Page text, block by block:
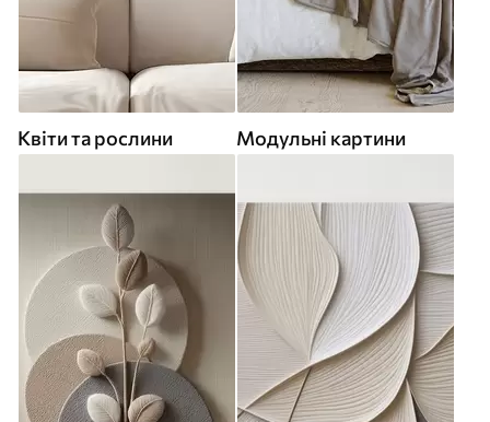
Квіти та рослини Модульні картини